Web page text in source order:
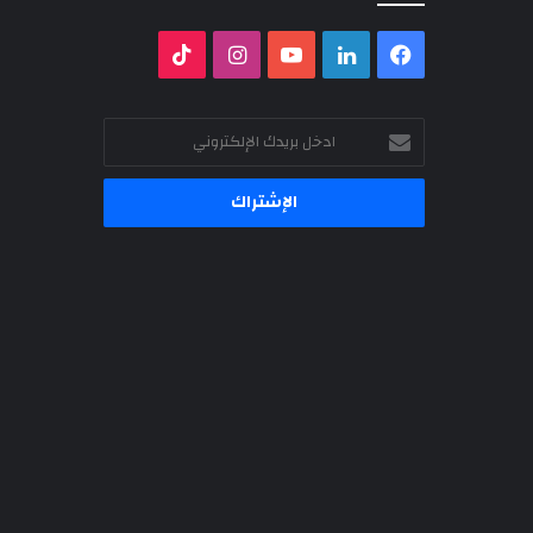
فيسبوك لينكدإن ‫YouTubeانستقرام
ادخل
بريدك
الإلكتروني